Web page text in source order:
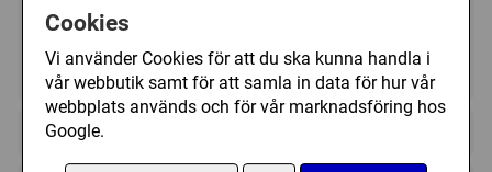
Cookies
Vi använder Cookies för att du ska kunna handla i
vår webbutik samt för att samla in data för hur vår
webbplats används och för vår marknadsföring hos
Google.
3 - 6 45 (min) 14+